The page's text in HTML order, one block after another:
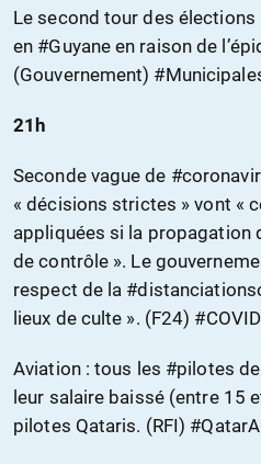
Le second tour des
en #Guyane en raison de
(Gouvernement)
21h
Seconde vague de
« décisions strictes » vont «
appliquées si la propagation
de contrôle ». Le
respect de la
lieux de culte ». (F24)
Aviation : tous les #pilotes
leur salaire baissé (entre 15
pilotes Qataris. (RFI)